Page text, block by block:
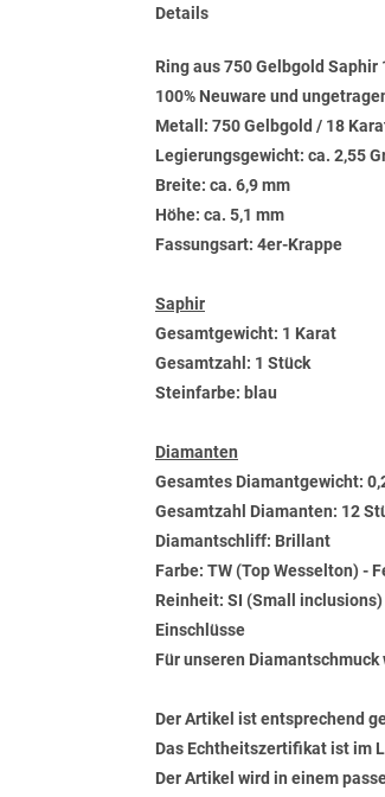
Details
Ring aus 750 Gelbgold
100% Neuware und
Metall: 750 Gelbgold / 18
Legierungsgewicht: ca. 2,55
Breite: ca. 6,9 mm
Höhe: ca. 5,1 mm
Fassungsart: 4er-Krappe
Saphir
Gesamtgewicht: 1 Karat
Gesamtzahl: 1 Stück
Steinfarbe: blau
Diamanten
Gesamtes Diamantgewicht:
Gesamtzahl Diamanten: 12
Diamantschliff: Brillant
Farbe: TW (Top Wesselton) -
Reinheit: SI (Small
Einschlüsse
Für unseren
Der Artikel ist entsprechend
Das Echtheitszertifikat ist im
Der Artikel wird in einem